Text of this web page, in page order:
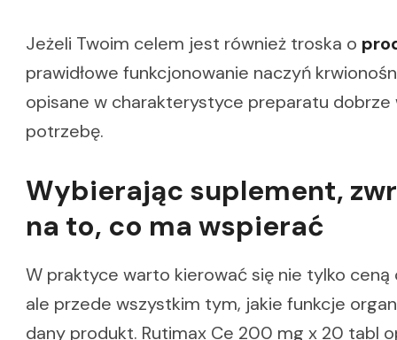
Jeżeli Twoim celem jest również troska o
prawidłowe funkcjonowanie naczyń
opisane w charakterystyce preparatu dobrze
potrzebę.
Wybierając suplement,
na to, co ma wspierać
W praktyce warto kierować się nie tylko
ale przede wszystkim tym, jakie funkcje
dany produkt. Rutimax Ce 200 mg x 20 tabl